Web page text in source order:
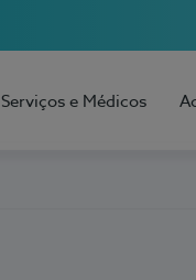
Serviços e Médicos